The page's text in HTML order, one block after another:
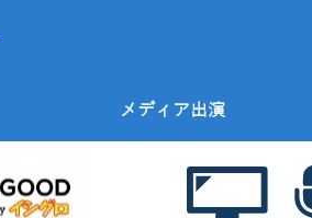
メディア出演